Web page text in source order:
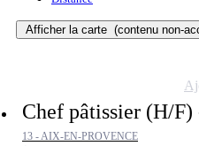
Afficher la carte (contenu non-
Chef pâtissier (H/
13 - AIX-EN-PROVENCE